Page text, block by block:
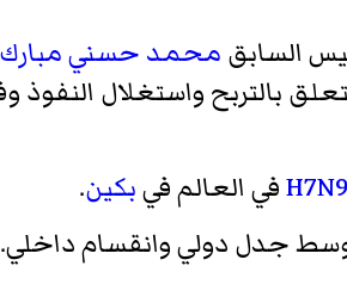
السابق محمد حسني مبارك
بالتربح واستغلال النفوذ
في العالم فيبكين.
جدل دولي وانقسام داخلي.